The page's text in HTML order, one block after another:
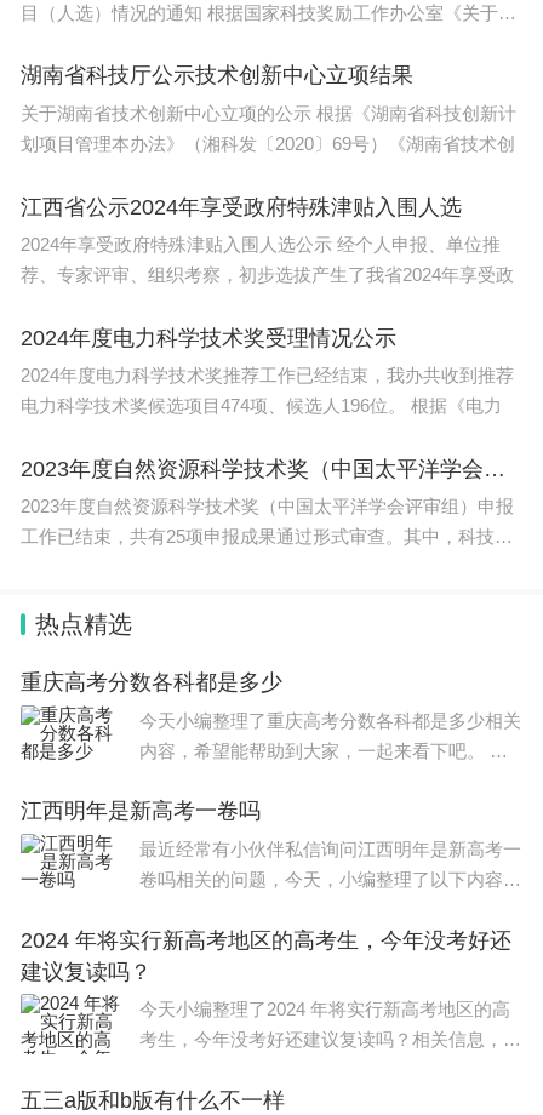
才进行招聘。再比如，将坚持每年开展一次乡村振兴
优秀人才“四创”大赛，面向国内外农业农村领域的优
秀人才，开展项目路演、人才比拼，带动形成人才回
归、资金回流、创业回乡的工作格局。
（大众新闻客户端 王健）上观号作者：大众日报
目（人选）情况的通知 根据国家科技奖励工作办公室《关于
湖南省科技厅公示技术创新中心立项结果
关于湖南省技术创新中心立项的公示 根据《湖南省科技创新计
划项目管理本办法》（湘科发〔2020〕69号）《湖南省技术创
江西省公示2024年享受政府特殊津贴入围人选
2024年享受政府特殊津贴入围人选公示 经个人申报、单位推
荐、专家评审、组织考察，初步选拔产生了我省2024年享受政
2024年度电力科学技术奖受理情况公示
2024年度电力科学技术奖推荐工作已经结束，我办共收到推荐
电力科学技术奖候选项目474项、候选人196位。 根据《电力
2023年度自然资源科学技术奖（中国太平洋学会评审组）申报项目公示
2023年度自然资源科学技术奖（中国太平洋学会评审组）申报
工作已结束，共有25项申报成果通过形式审查。其中，科技进
热点精选
重庆高考分数各科都是多少
今天小编整理了重庆高考分数各科都是多少相关
内容，希望能帮助到大家，一起来看下吧。 春
专业技能考试满分230分，专业理论考试满分20
0分，非语言考试
江西明年是新高考一卷吗
最近经常有小伙伴私信询问江西明年是新高考一
卷吗相关的问题，今天，小编整理了以下内容，
考一卷。明年是2024年，根据查询江西教育局
官网显示，江西2024是新高
2024 年将实行新高考地区的高考生，今年没考好还
建议复读吗？
今天小编整理了2024 年将实行新高考地区的高
考生，今年没考好还建议复读吗？相关信息，希
区的高考生来说，现在的确是一个非常困难的时
五三a版和b版有什么不一样